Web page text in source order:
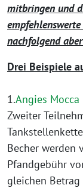
mitbringen und
nachfolgend
Drei Beispiele
1.Angies Mocca
Zweiter
Becher werden
Pfandgebühr
gleichen Betrag